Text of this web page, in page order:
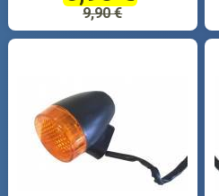
9,90 €